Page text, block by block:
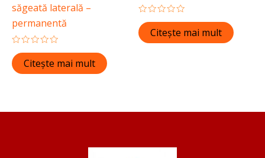
săgeată laterală –
permanentă
Evaluat
la
0
din
Citește mai mult
Evaluat
la
0
din
Citește mai mult